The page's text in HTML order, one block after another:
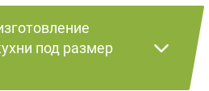
под размер